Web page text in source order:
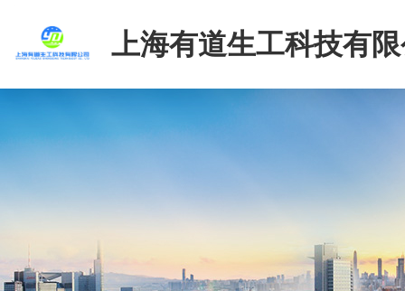
上海有道生工科技有